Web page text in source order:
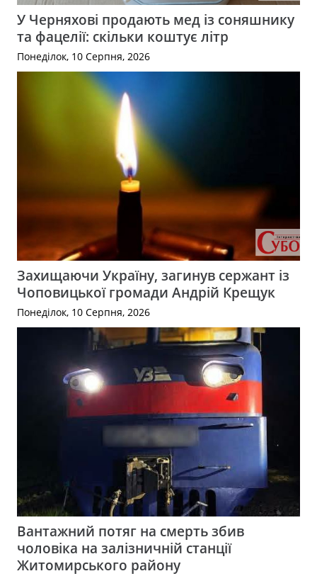
У Черняхові продають мед із соняшнику
та фацелії: скільки коштує літр
Понеділок, 10 Серпня, 2026
Захищаючи Україну, загинув сержант із
Чоповицької громади Андрій Крещук
Понеділок, 10 Серпня, 2026
Вантажний потяг на смерть збив
чоловіка на залізничній станції
Житомирського району